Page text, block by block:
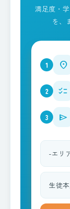
満足度・
を、
1 place
2 checklist
3 send
都道
資料請